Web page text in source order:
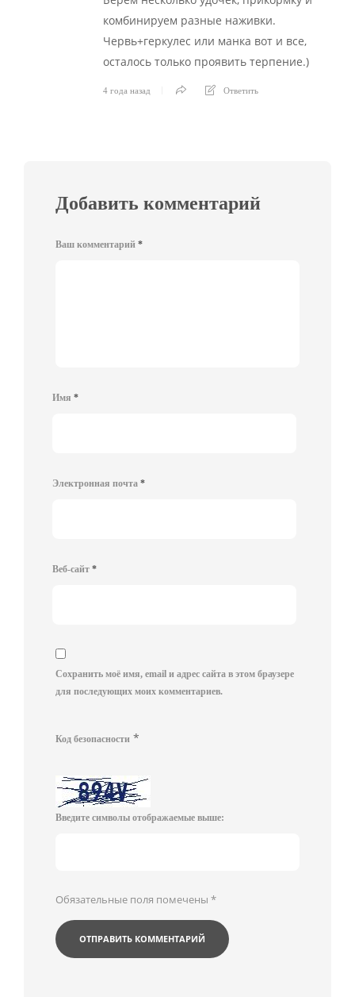
комбинируем разные наживки.
Червь+геркулес или манка вот и все,
осталось только проявить терпение.)
4 года назад Ответить
Добавить комментарий
Ваш комментарий *
Имя *
Электронная почта *
Веб-сайт *
Сохранить моё имя, email и адрес сайта в этом браузере
для последующих моих комментариев.
Код безопасности *
Введите символы отображаемые выше:
Обязательные поля помечены *